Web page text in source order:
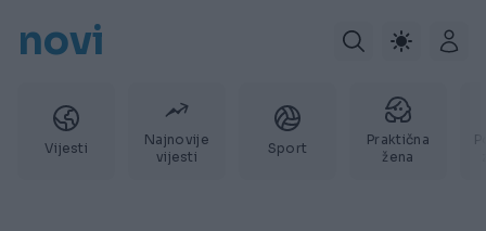
novi
Vijesti
Najnovije
vijesti
Sport
Praktična
žena